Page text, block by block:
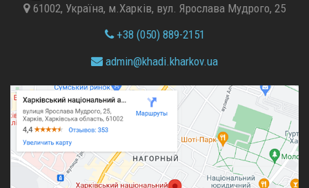
61002, Україна, м.Харків, вул. Ярослава Мудрого, 25
+38 (050) 889-2151
admin@khadi.kharkov.ua